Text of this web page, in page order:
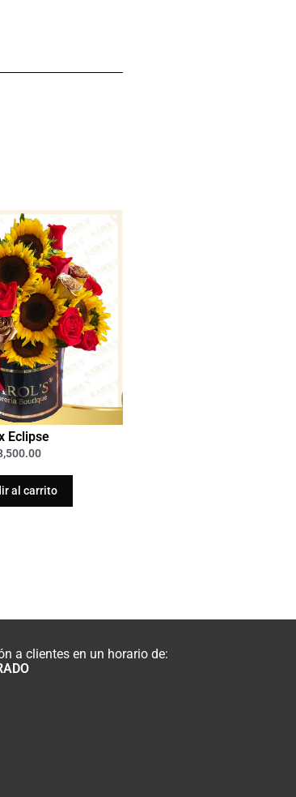
Eclipse
al carrito
a clientes en un horario de: